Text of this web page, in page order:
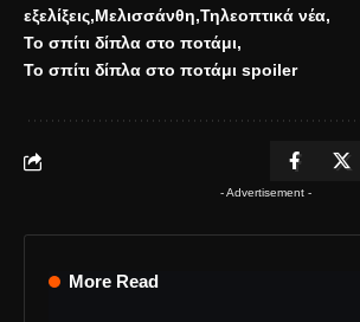
εξελίξεις Μελισσάνθη Τηλεοπτικά νέα
Το σπίτι δίπλα στο ποτάμι
Το σπίτι δίπλα στο ποτάμι spoiler
- Advertisement -
More Read